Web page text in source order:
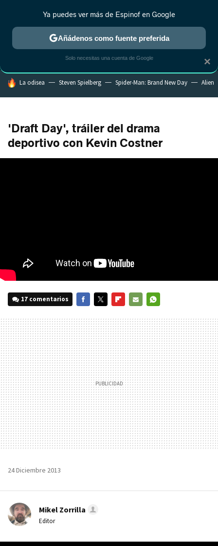
MENÚ NUEVO
ESTRENOS REALITY ANIME RANKINGS CINE
HOY SE HABLA DE
La odisea Steven Spielberg Spider-Man: Brand New Day Alien
'Draft Day', tráiler del drama
deportivo con Kevin Costner
17 comentarios
MAIL
24 Diciembre 2013
Mikel Zorrilla
Editor
×
Ya puedes ver más de Espinof en Google
Añádenos como fuente preferida
Solo necesitas una cuenta de Google